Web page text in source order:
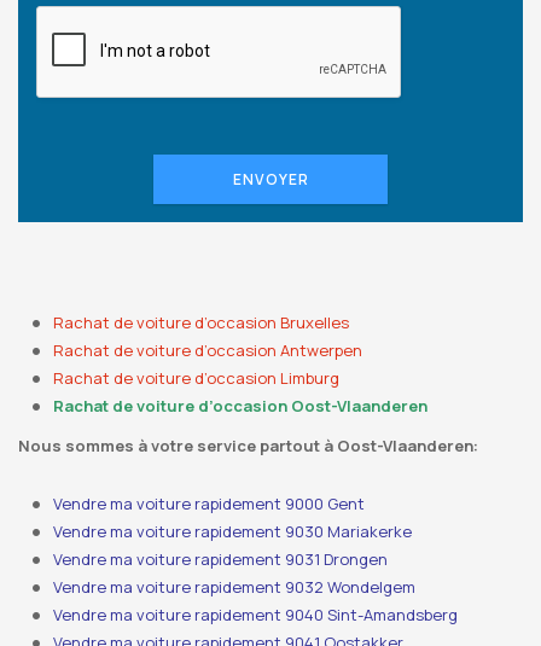
ENVOYER
Rachat de voiture d’occasion Bruxelles
Rachat de voiture d’occasion Antwerpen
Rachat de voiture d’occasion Limburg
Rachat de voiture d’occasion Oost-Vlaanderen
Nous sommes à votre service partout à Oost-Vlaanderen:
Vendre ma voiture rapidement 9000 Gent
Vendre ma voiture rapidement 9030 Mariakerke
Vendre ma voiture rapidement 9031 Drongen
Vendre ma voiture rapidement 9032 Wondelgem
Vendre ma voiture rapidement 9040 Sint-Amandsberg